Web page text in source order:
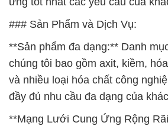
### Sản Phẩm và Dịch Vụ:
**Sản phẩm đa dạng:** Danh
chúng tôi bao gồm axit, kiềm,
và nhiều loại hóa chất công
đầy đủ nhu cầu đa dạng của
**Mạng Lưới Cung Ứng Rộng